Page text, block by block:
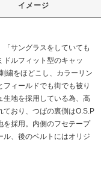
イメージ
サングラスをしていても
ルフィット型のキャッ
繍をほどこし、カラーリン
ィールドでも街でも被り
生地を採用している為、高
おり、つばの裏側はO.S.P
を採用。内側のフセテープ
ル、後のベルトにはオリジ